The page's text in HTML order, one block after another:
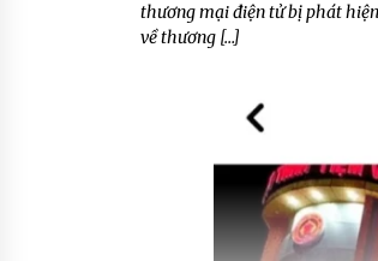
thương mại điện tử bị phát
về thương […]